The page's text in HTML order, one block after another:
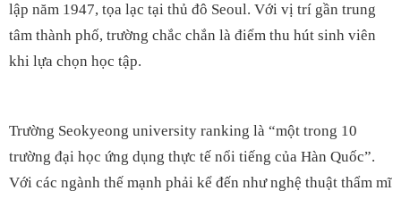
lập năm 1947, tọa lạc tại thủ đô Seoul. Với vị trí gần trung
tâm thành phố, trường chắc chắn là điểm thu hút sinh viên
khi lựa chọn học tập.
Trường Seokyeong university ranking là “một trong 10
trường đại học ứng dụng thực tế nổi tiếng của Hàn Quốc”.
Với các ngành thế mạnh phải kể đến như nghệ thuật thẩm mĩ